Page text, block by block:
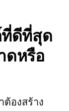
ที่ดีที่สุด
ดหรือ
ต้องสร้าง